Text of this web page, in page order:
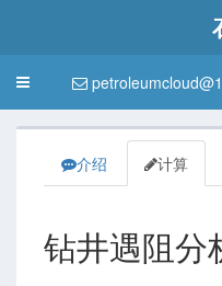
Toggle
介绍 计算
钻井遇阻分